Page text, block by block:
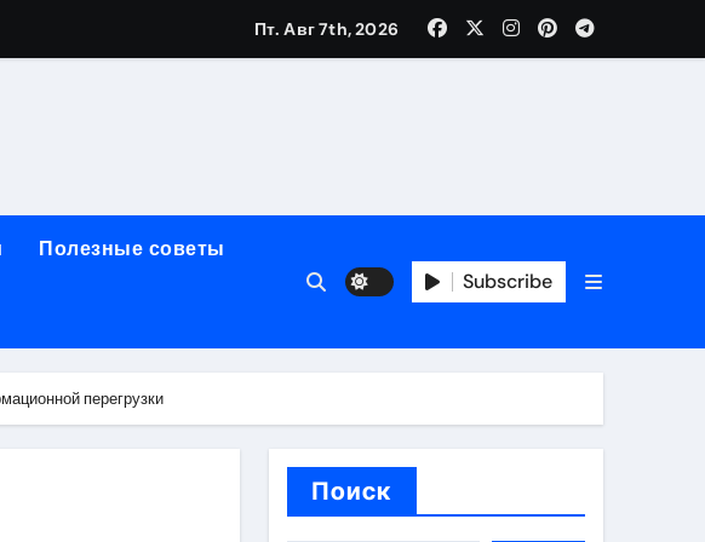
пополнения криптовалютой
Пт. Авг 7th, 2026
Полезные советы
Subscribe
перегрузки
Поиск